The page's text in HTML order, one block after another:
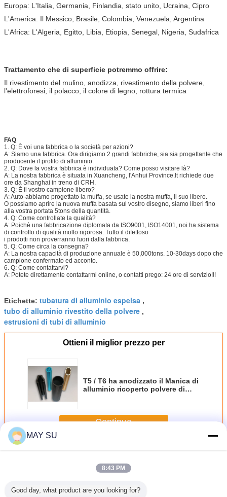
Europa: L'Italia, Germania, Finlandia, stato unito, Ucraina, Cipro
L'America: Il Messico, Brasile, Colombia, Venezuela, Argentina
L'Africa: L'Algeria, Egitto, Libia, Etiopia, Senegal, Nigeria, Sudafrica
Trattamento che di superficie potremmo offrire:
Il rivestimento del mulino, anodizza, rivestimento della polvere,
l'elettroforesi, il polacco, il colore di legno, rottura termica
FAQ
1. Q: È voi una fabbrica o la società per azioni?
A: Siamo una fabbrica. Ora dirigiamo 2 grandi fabbriche, sia sia progettante che
producente il profilo di alluminio.
2. Q: Dove la vostra fabbrica è individuata? Come posso visitare là?
A: La nostra fabbrica è situata in Xuancheng, l'Anhui Province.It richiede due
ore da Shanghai in treno di CRH.
3. Q: È il vostro campione libero?
A: Auto-abbiamo progettato la muffa, se usate la nostra muffa, il suo libero.
O possiamo aprire la nuova muffa basata sul vostro disegno, siamo liberi fino
alla vostra portata 5tons della quantità.
4. Q: Come controllate la qualità?
A: Poichè una fabbricazione diplomata da ISO9001, ISO14001, noi ha sistema
di controllo di qualità molto rigorosa. Tutto il difettoso
i prodotti non proverranno fuori dalla fabbrica.
5. Q: Come circa la consegna?
A: La nostra capacità di produzione annuale è 50,000tons. 10-30days dopo che
campione confermato ed acconto.
6. Q: Come contattarvi?
A: Potete direttamente contattarmi online, o contatti prego: 24 ore di servizio!!!
Etichette: tubatura di alluminio espelsa ,
tubo di alluminio rivestito della polvere ,
estrusioni di tubi di alluminio
Ottieni il miglior prezzo per
T5 / T6 ha anodizzato il Manica di
alluminio ricoperto polvere di
Continua
PiùProfili di alluminio del tubo
MAY SU
8:43 PM
Good day, what product are you looking for?